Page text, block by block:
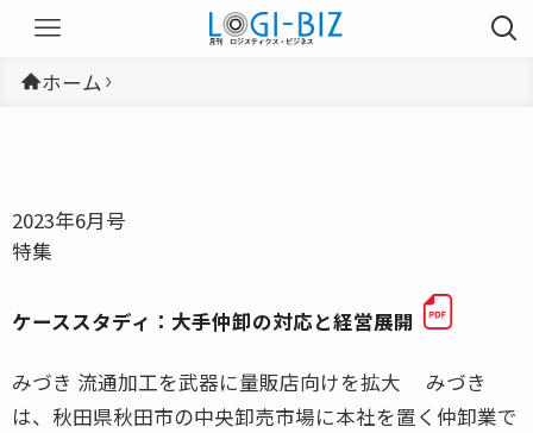
ホーム
2023年6月号
特集
ケーススタディ：大手仲卸の対応と経営展開
みづき 流通加工を武器に量販店向けを拡大 みづき
は、秋田県秋田市の中央卸売市場に本社を置く仲卸業で